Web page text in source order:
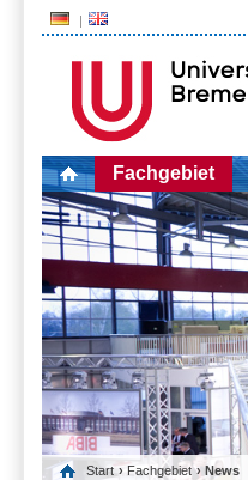
Fachgebiet
Start › Fachgebiet › News